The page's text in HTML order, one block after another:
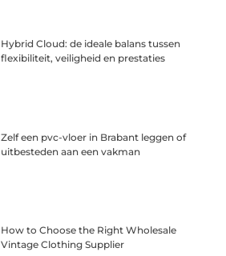
Hybrid Cloud: de ideale balans tussen
flexibiliteit, veiligheid en prestaties
Zelf een pvc-vloer in Brabant leggen of
uitbesteden aan een vakman
How to Choose the Right Wholesale
Vintage Clothing Supplier